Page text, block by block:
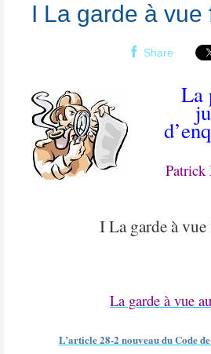
I La garde à vue
Share
La
Patrick
I La garde à vue
La garde à vue
L’article 28-2 nouveau du Code